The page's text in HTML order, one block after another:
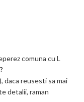
comuna cu L
), daca reusesti sa mai
detalii, raman